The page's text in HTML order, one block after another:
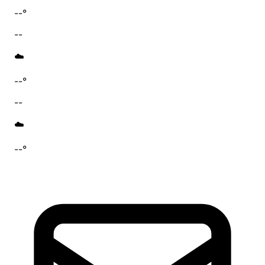
--°
--
☁️
--°
--
☁️
--°